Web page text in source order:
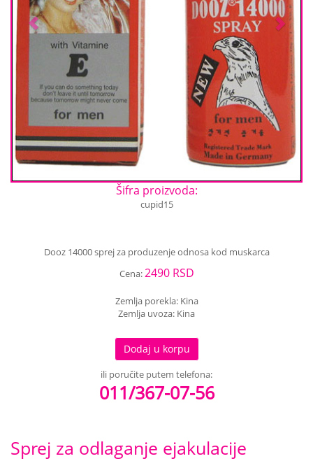
Šifra proizvoda:
cupid15
Dooz 14000 sprej za produzenje odnosa kod muskarca
Cena:2490 RSD
Zemlja porekla: Kina
Zemlja uvoza: Kina
Dodaj u korpu
ili poručite putem telefona:
011/367-07-56
Sprej za odlaganje ejakulacije